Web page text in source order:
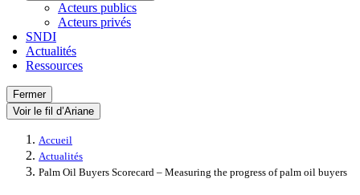
Acteurs publics
Acteurs privés
SNDI
Actualités
Ressources
Fermer
Voir le fil d’Ariane
Accueil
Actualités
Palm Oil Buyers Scorecard – Measuring the progress of palm oil buyers